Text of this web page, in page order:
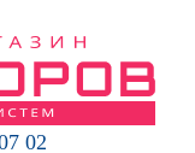
02